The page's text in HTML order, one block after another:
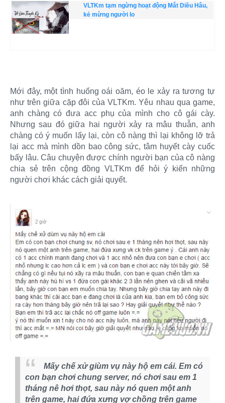
VLTKm tạm ngừng hoạt động Mắt Diều Hâu,
kẻ mừng người lo
Mới đây, một tình huống oái oăm, éo le xảy ra tương tự
như trên giữa cặp đôi của VLTKm. Yêu nhau qua game,
anh chàng có đưa acc phụ của mình cho cô gái cày.
Nhưng sau đó giữa hai người xảy ra mâu thuẫn, anh
chàng có ý muốn lấy lại, còn cô nàng thì lại không lỡ trả
lại acc mà mình dồn bao công sức, tâm huyết cày cuốc
bấy lâu. Câu chuyện được chính người bạn của cô nàng
chia sẻ trên cộng đồng VLTKm để hỏi ý kiến những
người chơi khác cách giải quyết.
Mấy chế xử giùm vụ này hộ em cái. Em có
con bạn chơi chung server, nó chơi sau em 1
tháng nê hơi thọt, sau này nó quen một anh
trên game, hai đứa xưng vợ chồng trên game